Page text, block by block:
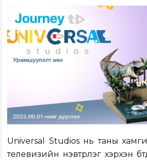
Universal Studios нь таны
телевизийн нэвтрүүлэг хэрхэн